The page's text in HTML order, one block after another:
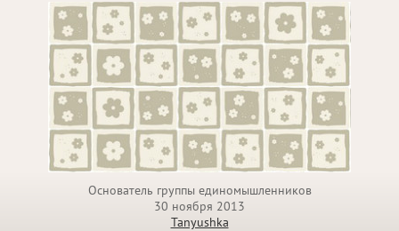
Основатель группы единомышленников
30 ноября 2013
Tanyushka